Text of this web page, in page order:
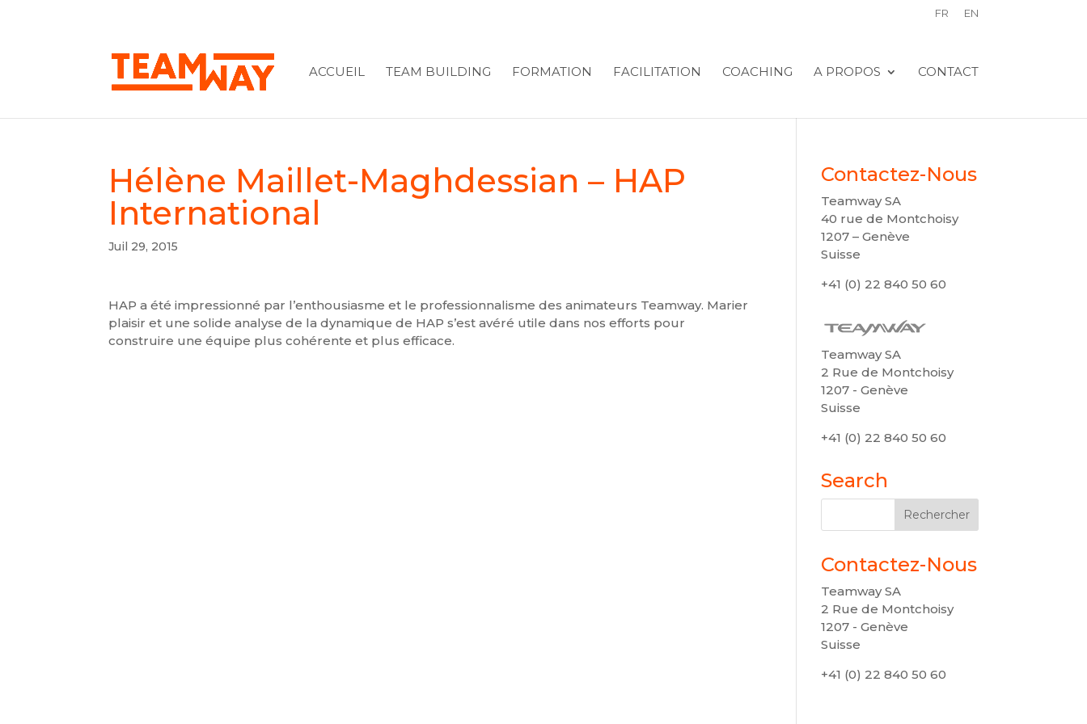
FR EN
ACCUEIL TEAM BUILDING FORMATION FACILITATION COACHING A PROPOS CONTACT
Hélène Maillet-Maghdessian – HAP
International
Juil 29, 2015
HAP a été impressionné par l’enthousiasme et le professionnalisme des animateurs Teamway. Marier
plaisir et une solide analyse de la dynamique de HAP s’est avéré utile dans nos efforts pour
construire une équipe plus cohérente et plus efficace.
Contactez-Nous
Teamway SA
40 rue de Montchoisy
1207 – Genève
Suisse
+41 (0) 22 840 50 60
Teamway SA
2 Rue de Montchoisy
1207 - Genève
Suisse
+41 (0) 22 840 50 60
Search
Contactez-Nous
Teamway SA
2 Rue de Montchoisy
1207 - Genève
Suisse
+41 (0) 22 840 50 60